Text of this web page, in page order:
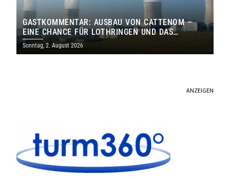
GASTKOMMENTAR: AUSBAU VON CATTENOM –
EINE CHANCE FÜR LOTHRINGEN UND DAS
SAARLAND
Sonntag, 2. August 2026
ANZEIGEN